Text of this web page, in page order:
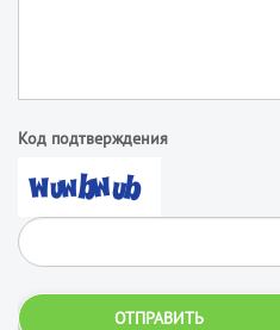
Код подтверждения
ОТПРАВИТЬ